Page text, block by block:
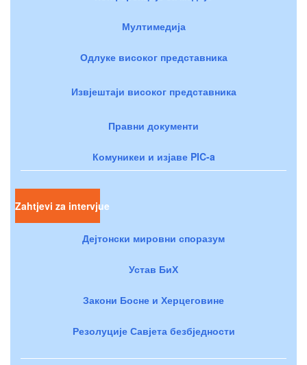
Мултимедија
Одлуке високог представника
Извјештаји високог представника
Правни документи
Комуникеи и изјаве PIC-a
Zahtjevi za intervjue
Дејтонски мировни споразум
Устав БиХ
Закони Босне и Херцеговине
Резолуције Савјета безбједности